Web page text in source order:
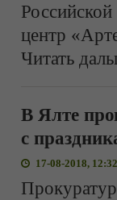
центр
Читать
В Ялте
с
17-08-2018, 12:32